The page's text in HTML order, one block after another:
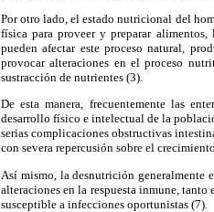
Por otro lado, el estado nutricional del
física para proveer y preparar
pueden afectar este proceso natural,
provocar alteraciones en el proceso
sustracción de nutrientes (3).
De esta manera, frecuentemente las
desarrollo físico e intelectual de la
serias complicaciones obstructivas
con severa repercusión sobre el
Así mismo, la desnutrición generalmente
alteraciones en la respuesta inmune,
susceptible a infecciones oportunistas (7).